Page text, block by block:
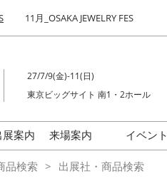
11月_OSAKA JEWELRY FES
27/7/9(金)-11(日)
東京ビッグサイト 南1・2ホール
展案内
来場案内
会場の様子
イベント
品検索 出展社・商品検索